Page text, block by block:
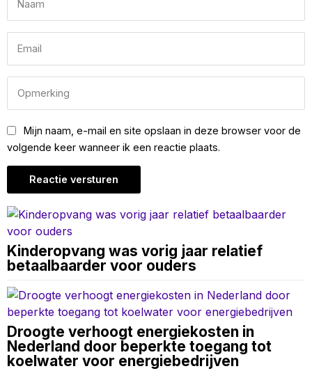
Mijn naam, e-mail en site opslaan in deze browser voor de
volgende keer wanneer ik een reactie plaats.
Kinderopvang was vorig jaar relatief
betaalbaarder voor ouders
Droogte verhoogt energiekosten in
Nederland door beperkte toegang tot
koelwater voor energiebedrijven